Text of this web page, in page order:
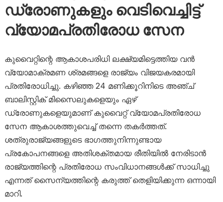
ഡ്രോണുകളും വെടിവെച്ചിട്ട്
വ്യോമപ്രതിരോധ സേന
കുവൈറ്റിന്റെ ആകാശപരിധി ലക്ഷ്യമിട്ടെത്തിയ വൻ
വ്യോമാക്രമണ ശ്രമങ്ങളെ രാജ്യം വിജയകരമായി
പ്രതിരോധിച്ചു. കഴിഞ്ഞ 24 മണിക്കൂറിനിടെ അഞ്ച്
ബാലിസ്റ്റിക് മിസൈലുകളെയും ഏഴ്
ഡ്രോണുകളെയുമാണ് കുവൈറ്റ് വ്യോമപ്രതിരോധ
സേന ആകാശത്തുവെച്ച് തന്നെ തകർത്തത്.
ശത്രുരാജ്യങ്ങളുടെ ഭാഗത്തുനിന്നുണ്ടായ
പ്രകോപനങ്ങളെ അതിശക്തമായ രീതിയിൽ നേരിടാൻ
രാജ്യത്തിന്റെ പ്രതിരോധ സംവിധാനങ്ങൾക്ക് സാധിച്ചു
എന്നത് സൈന്യത്തിന്റെ കരുത്ത് തെളിയിക്കുന്ന ഒന്നായി
മാറി.